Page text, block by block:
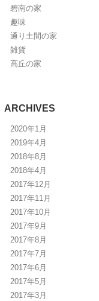
碧南の家
趣味
通り土間の家
雑貨
高丘の家
ARCHIVES
2020年1月
2019年4月
2018年8月
2018年4月
2017年12月
2017年11月
2017年10月
2017年9月
2017年8月
2017年7月
2017年6月
2017年5月
2017年3月